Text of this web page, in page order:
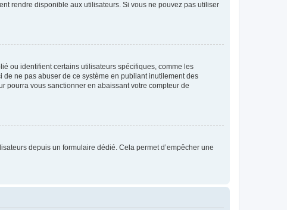
rendre disponible aux utilisateurs. Si vous ne pouvez pas utiliser
ou identifient certains utilisateurs spécifiques, comme les
ne pas abuser de ce système en publiant inutilement des
pourra vous sanctionner en abaissant votre compteur de
depuis un formulaire dédié. Cela permet d’empêcher une